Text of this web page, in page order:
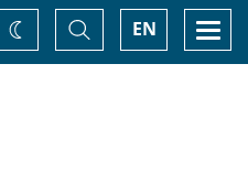
EN
Basculer
la
recherche
Changez
de